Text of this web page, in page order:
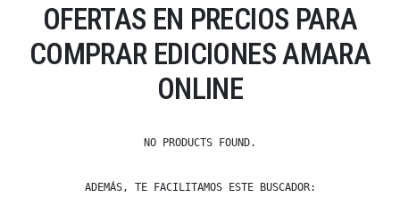
OFERTAS EN PRECIOS PARA
COMPRAR EDICIONES AMARA
ONLINE
NO PRODUCTS FOUND.
ADEMÁS, TE FACILITAMOS ESTE BUSCADOR: